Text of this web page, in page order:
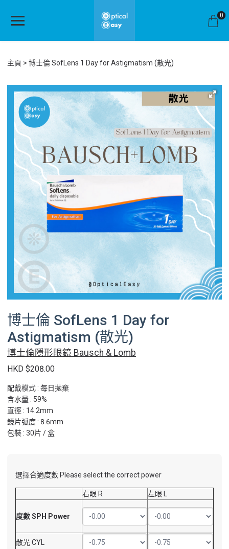
0
主頁 博士倫 SofLens 1 Day for Astigmatism (散光)
博士倫 SofLens 1 Day for
Astigmatism (散光)
博士倫隱形眼鏡 Bausch & Lomb
HKD $208.00
配戴模式 : 每日拋棄
含水量 : 59%
直徑 : 14.2mm
鏡片弧度 : 8.6mm
包裝 : 30片 / 盒
選擇合適度數 Please select the correct power
右眼 R 左眼 L
度數 SPH Power
散光 CYL